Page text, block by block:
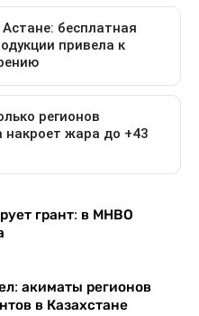
грант: в МНВО
акиматы регионов
в Казахстане